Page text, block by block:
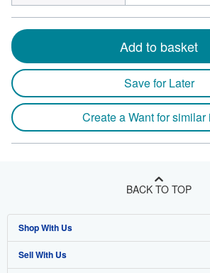
Add to basket
Save for Later
Create a Want for similar
BACK TO TOP
Shop With Us
Advanced Search
Sell With Us